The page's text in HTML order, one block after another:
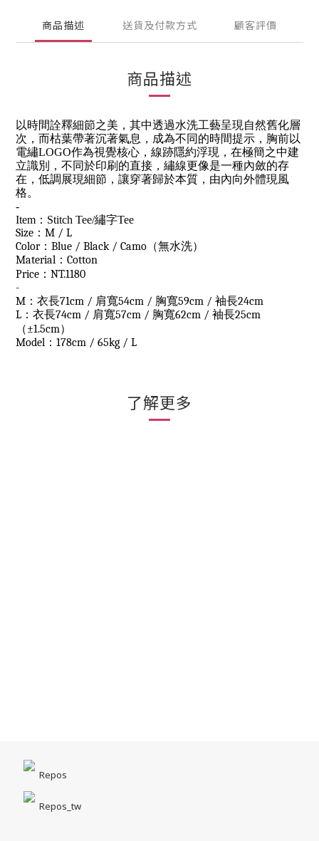
商品描述 送貨及付款方式 顧客評價
商品描述
以時間詮釋細節之美，其中透過水洗工藝呈現自然舊化層
次，而枯葉帶著沉著氣息，成為不同的時間提示，胸前以
電繡LOGO作為視覺核心，線跡隱約浮現，在極簡之中建
立識別，不同於印刷的直接，繡線更像是一種內斂的存
在，低調展現細節，讓穿著歸於本質，由內向外體現風
格。
-
Item：Stitch Tee/繡字Tee
Size：M / L
Color：Blue / Black / Camo（無水洗）
Material：Cotton
Price：NT.1180
-
M：衣長71cm / 肩寬54cm / 胸寬59cm / 袖長24cm
L：衣長74cm / 肩寬57cm / 胸寬62cm / 袖長25cm
（±1.5cm）
Model：178cm / 65kg / L
了解更多
Repos
Repos_tw